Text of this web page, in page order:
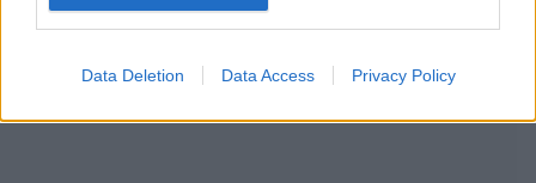
Data Deletion Data Access Privacy Policy